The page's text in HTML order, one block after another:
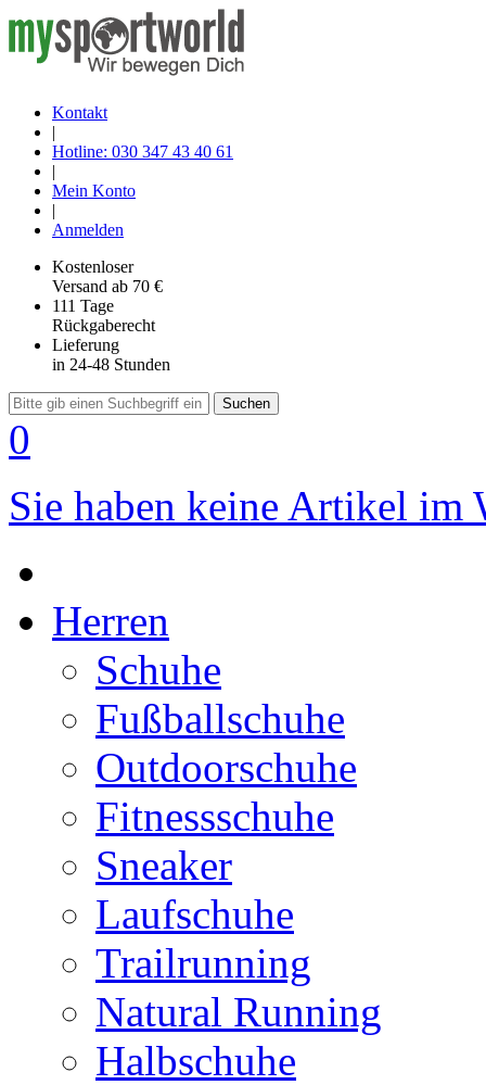
Kontakt
|
Hotline: 030 347 43 40 61
|
Mein Konto
|
Anmelden
Kostenloser
Versand ab 70 €
111 Tage
Rückgaberecht
Lieferung
in 24-48 Stunden
Suchen
0
Sie haben keine Artikel im
Herren
Schuhe
Fußballschuhe
Outdoorschuhe
Fitnessschuhe
Sneaker
Laufschuhe
Trailrunning
Natural Running
Halbschuhe